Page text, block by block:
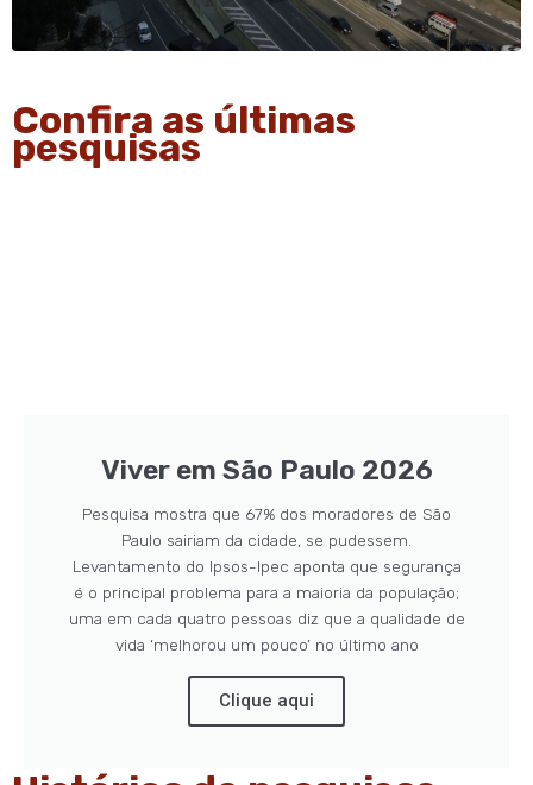
Confira as últimas
pesquisas
Viver em São Paulo 2026
Pesquisa mostra que 67% dos moradores de São
Paulo sairiam da cidade, se pudessem.
Levantamento do Ipsos-Ipec aponta que segurança
é o principal problema para a maioria da população;
uma em cada quatro pessoas diz que a qualidade de
vida ‘melhorou um pouco’ no último ano
Clique aqui